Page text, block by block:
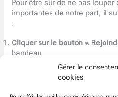
Gérer le
cookies
Pour être sûr de ne pas louper
importantes de notre part, il
:
Cliquer sur le bouton «
bandeau
A présent, vous êtes membre
Cliquez sur le petit coeur
« favoris » sur le côté gauche